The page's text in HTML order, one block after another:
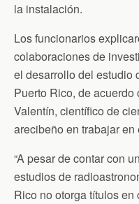
la instalación.
Los funcionarios
colaboraciones de
el desarrollo del estudio
Puerto Rico, de
Valentín, científico de
arecibeño en trabajar en
“A pesar de contar con
estudios de
Rico no otorga títulos